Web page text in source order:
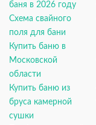
баня в 2026 году
Схема свайного
поля для бани
Купить баню в
Московской
области
Купить баню из
бруса камерной
сушки